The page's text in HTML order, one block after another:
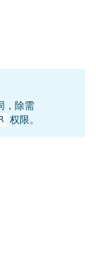
，除需
权限。